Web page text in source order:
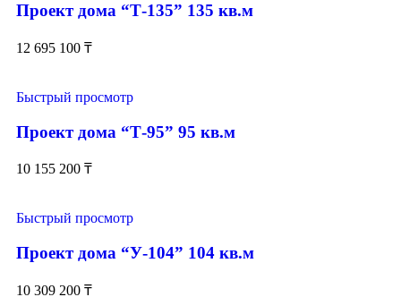
Проект дома “Т-135” 135 кв.м
12 695 100 ₸
Быстрый просмотр
Проект дома “Т-95” 95 кв.м
10 155 200 ₸
Быстрый просмотр
Проект дома “У-104” 104 кв.м
10 309 200 ₸